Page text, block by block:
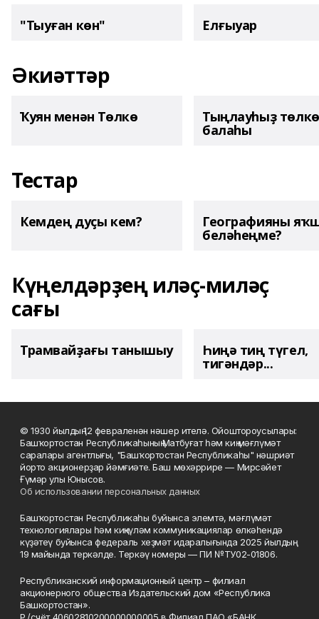
"Тыуған көн" Елғыуар
Әкиәттәр
Ҡуян менән Төлкө Тыңлауһыҙ төлкө
балаһы
Тестар
Кемдең дуҫы кем? Географияны
беләһеңме?
Күңелдәрҙең иләҫ-миләҫ
сағы
Трамвайҙағы танышыу Һиңә тиң түгел,
тигәндәр...
© 1930 йылдың 12 февраленән нәшер ителә. Ойоштороусылары:
Башҡортостан Республикаһының Матбуғат һәм киң мәғлүмәт
саралары агентлығы, "Башҡортостан Республикаһы" нәшриәт
йорто акционерҙар йәмғиәте. Баш мөхәррире — Мирсәйет
Ғүмәр улы Юнысов.
Об использовании персональных данных
Башҡортостан Республикаһы буйынса элемтә, мәғлүмәт
технологиялары һәм киңкүләм коммуникациялар өлкәһендә
күҙәтеү буйынса федераль хеҙмәт идаралығында 2025 йылдың
19 майында теркәлде. Теркәү номеры — ПИ №ТУ02-01806.
Республиканский информационный центр – филиал
акционерного общества Издательский дом «Республика
Башкортостан».